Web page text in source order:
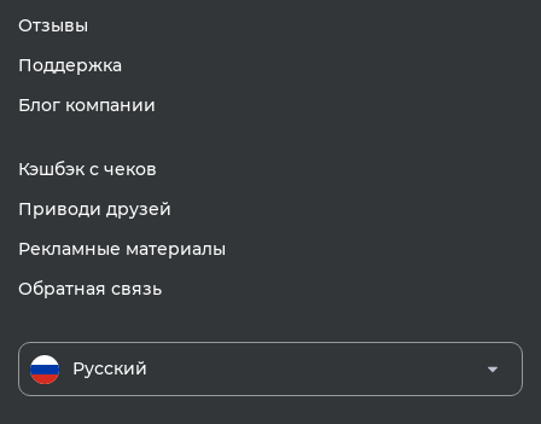
Отзывы
Поддержка
Блог компании
Кэшбэк с чеков
Приводи друзей
Рекламные материалы
Обратная связь
Русский